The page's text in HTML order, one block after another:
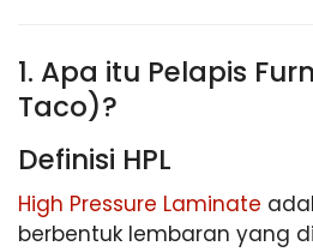
1. Apa itu Pelapis
Taco)?
Definisi HPL
High Pressure Laminate
berbentuk lembaran yang